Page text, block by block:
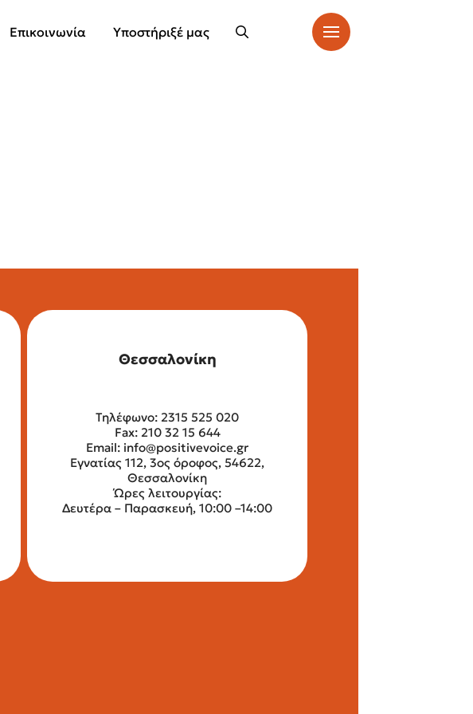
Επικοινωνία Υποστήριξέ μας
Θεσσαλονίκη
Τηλέφωνο: 2315 525 020
Fax: 210 32 15 644
Email: info@positivevoice.gr
Εγνατίας 112, 3ος όροφος, 54622,
Θεσσαλονίκη
Ώρες λειτουργίας:
Δευτέρα – Παρασκευή, 10:00 –14:00